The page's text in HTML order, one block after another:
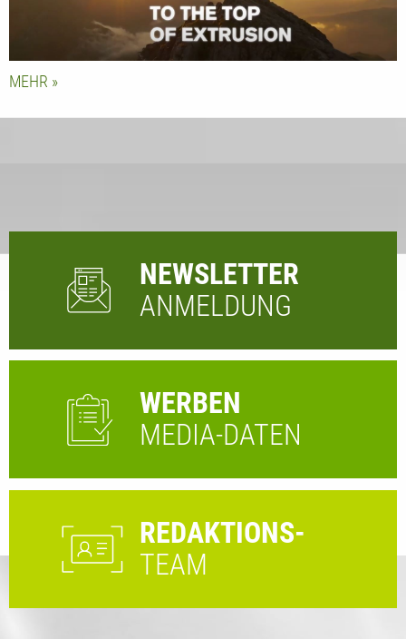
MEHR
NEWSLETTER
ANMELDUNG
WERBEN
MEDIA-DATEN
REDAKTIONS-
TEAM